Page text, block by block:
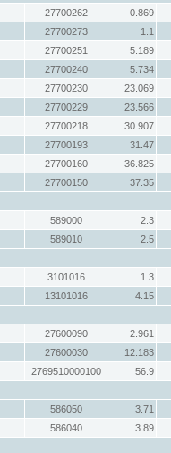
27700262
0.869
27700273
1.1
27700251
5.189
27700240
5.734
27700230
23.069
27700229
23.566
27700218
30.907
27700193
31.47
27700160
36.825
27700150
37.35
589000
2.3
589010
2.5
3101016
1.3
13101016
4.15
27600090
2.961
27600030
12.183
2769510000100
56.9
586050
3.71
586040
3.89